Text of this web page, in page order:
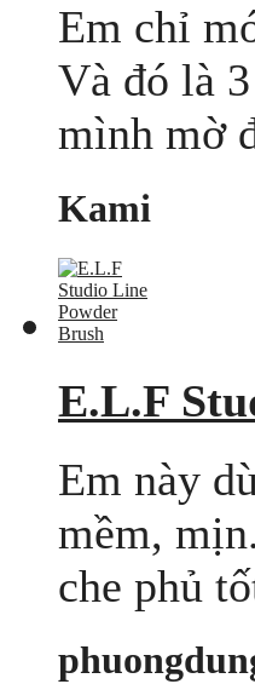
Em chỉ
Và đó là
mình mờ
Kami
E.L.F
Em này
mềm,
che phủ